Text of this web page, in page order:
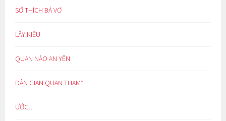
SỞ THÍCH BÁ VƠ
LẨY KIỀU
QUAN NÀO AN YÊN
DÂN GIAN QUAN THAM*
ƯỚC…